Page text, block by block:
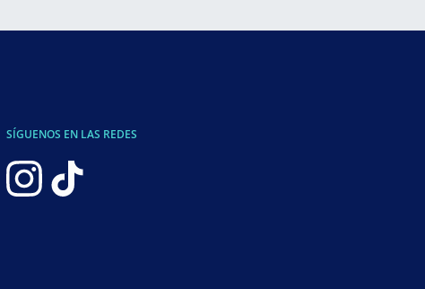
SÍGUENOS EN LAS REDES